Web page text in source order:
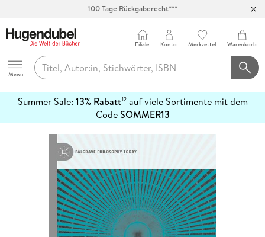
Abholung in über 100 Filialen
Hugendubel
Menu
Filiale Konto Merkzettel Warenkorb
Summer Sale: 13% Rabatt12auf viele Sortimente mit dem
CodeSOMMER13
erfahren